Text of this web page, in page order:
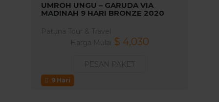
9 Hari
UMROH UNGU – GARUDA VIA
MADINAH 9 HARI BRONZE 2020
$ 4,030